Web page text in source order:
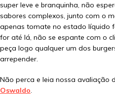
super leve e branquinha, não
sabores complexos, junto com o
apenas tomate no estado líquido
for até lá, não se espante com o
peça logo qualquer um dos
arrepender.
Não perca e leia nossa avaliação
Oswaldo.